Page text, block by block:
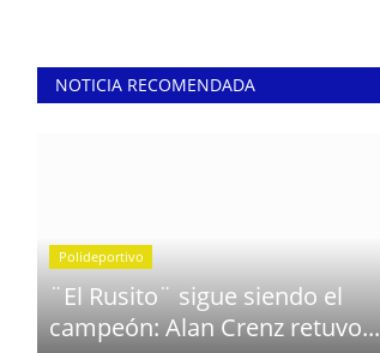
NOTICIA RECOMENDADA
Polideportivo
¨El Rusito¨ sigue siendo el
campeón: Alan Crenz retuvo...